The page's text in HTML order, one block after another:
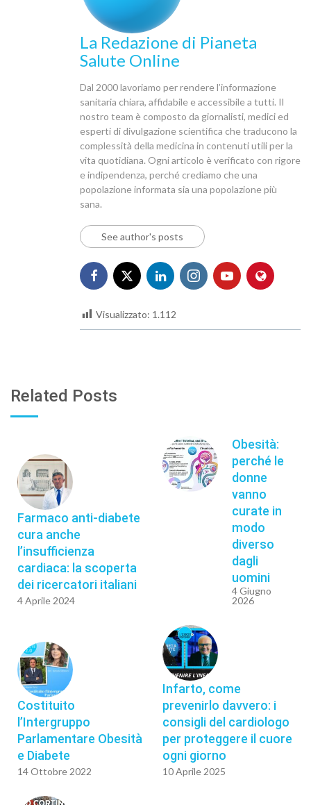
La Redazione di Pianeta
Salute Online
Dal 2000 lavoriamo per rendere l’informazione
sanitaria chiara, affidabile e accessibile a tutti. Il
nostro team è composto da giornalisti, medici ed
esperti di divulgazione scientifica che traducono la
complessità della medicina in contenuti utili per la
vita quotidiana. Ogni articolo è verificato con rigore
e indipendenza, perché crediamo che una
popolazione informata sia una popolazione più
sana.
See author's posts
Visualizzato: 1.112
Related Posts
Farmaco anti-diabete
cura anche
l’insufficienza
cardiaca: la scoperta
dei ricercatori italiani
4 Aprile 2024
Obesità:
perché le
donne
vanno
curate in
modo
diverso
dagli
uomini
4 Giugno
2026
Costituito
l’Intergruppo
Parlamentare Obesità
e Diabete
14 Ottobre 2022
Infarto, come
prevenirlo davvero: i
consigli del cardiologo
per proteggere il cuore
ogni giorno
10 Aprile 2025